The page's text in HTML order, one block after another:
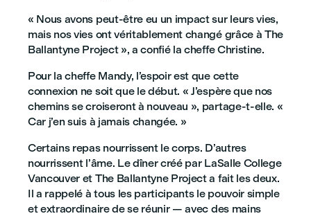
« Nous avons peut-être eu un impact sur leurs vies,
mais nos vies ont véritablement changé grâce à The
Ballantyne Project », a confié la cheffe Christine.
Pour la cheffe Mandy, l’espoir est que cette
connexion ne soit que le début. « J’espère que nos
chemins se croiseront à nouveau », partage-t-elle. «
Car j’en suis à jamais changée. »
Certains repas nourrissent le corps. D’autres
nourrissent l’âme. Le dîner créé par LaSalle College
Vancouver et The Ballantyne Project a fait les deux.
Il a rappelé à tous les participants le pouvoir simple
et extraordinaire de se réunir — avec des mains